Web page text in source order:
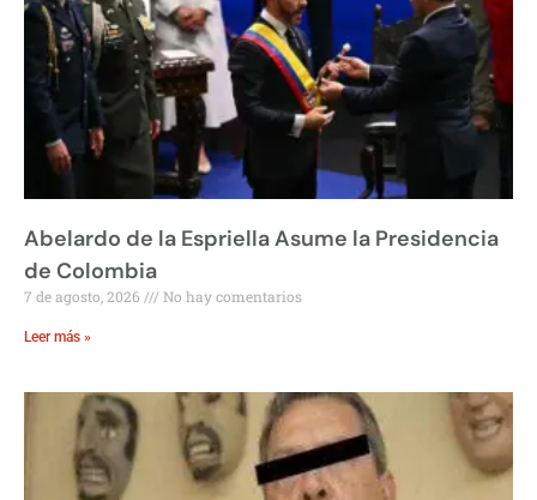
Abelardo de la Espriella Asume la Presidencia
de Colombia
7 de agosto, 2026 No hay comentarios
Leer más »